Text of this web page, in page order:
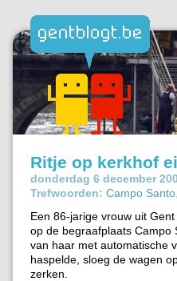
Ritje op kerkhof
donderdag 6 december
Trefwoorden: Campo Santo
Een 86-jarige vrouw uit
op de begraafplaats Campo
van haar met automatische
haspelde, sloeg de wagen
zerken.